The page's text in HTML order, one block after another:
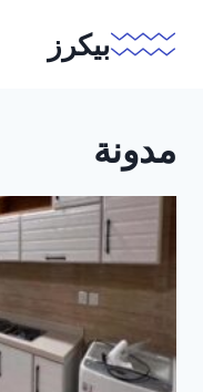
بيكرز
مدونة